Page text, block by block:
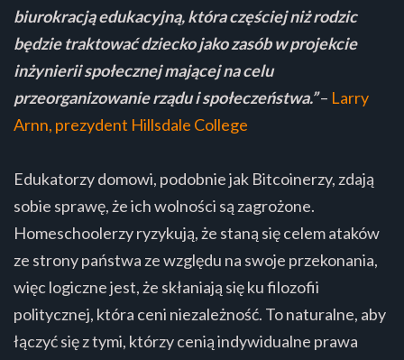
biurokracją edukacyjną, która częściej niż rodzic
będzie traktować dziecko jako zasób w projekcie
inżynierii społecznej mającej na celu
przeorganizowanie rządu i społeczeństwa.”– Larry
Arnn, prezydent Hillsdale College
Edukatorzy domowi, podobnie jak Bitcoinerzy, zdają
sobie sprawę, że ich wolności są zagrożone.
Homeschoolerzy ryzykują, że staną się celem ataków
ze strony państwa ze względu na swoje przekonania,
więc logiczne jest, że skłaniają się ku filozofii
politycznej, która ceni niezależność. To naturalne, aby
łączyć się z tymi, którzy cenią indywidualne prawa